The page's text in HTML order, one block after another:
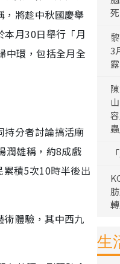
，將趁中秋國慶舉
月30日舉行「月
中環，包括全月全
持分者討論搞活廟
潤雄稱，約8成戲
積5次10時半後出
術體驗，其中西九
死
3
生